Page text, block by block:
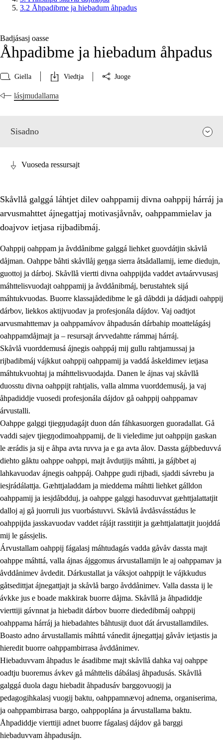
3.2 Åhpadibme ja hiebadum åhpadus
Badjásasj oasse
Åhpadibme ja hiebadum åhpadus
Giella Viedtja Juoge
lásjmudallama
Sisadno
3. Prinsihpa skåvlå dåjmajda
3.1 Sebrudahtte oahppambirás
3.2 Åhpadibme ja hiebadum åhpadus
3.3 Aktisasjbarggo sijda ja skåvlå gaskan
3.4 Åhpadus åhpadusvidnudagán ja barggoiellemin
3.5 Profesjåvnåaktisasjvuohta ja skåvllååvddånibme
Vuoseda ressursajt
Skåvllå galggá láhtjet dilev oahppamij divna oahppij hárráj ja
arvusmahttet ájnegattjaj motivasjåvnåv, oahppammielav ja
doajvov ietjasa rijbadibmáj.
Oahppij oahppam ja åvddånibme galggá liehket guovdátjin skåvlå
dåjman. Oahppe båhti skåvllåj geŋga sierra åtsådallamij, ieme diedujn,
guottoj ja dárboj. Skåvllå viertti divna oahppijda vaddet avtaárvvusasj
máhttelisvuodajt oahppamij ja åvddånibmáj, berustahtek sijá
máhtukvuodas. Buorre klassajådedibme le gå dåbddi ja dádjadi oahppij
dárbov, liekkos aktijvuodav ja profesjonála dájdov. Vaj oadtjot
arvusmahttemav ja oahppamávov åhpadusán dárbahip moattelágásj
oahppamdåjmajt ja – resursajt árvvedahtte rámmaj hárráj.
Skåvlå vuorddemusá ájnegis oahppáj mij gullu rahtjamussaj ja
rijbadibmáj vájkkut oahppij oahppamij ja vaddá åskeldimev ietjasa
máhtukvuohtaj ja máhttelisvuodajda. Danen le ájnas vaj skåvllå
duosstu divna oahppijt rahtjalis, valla almma vuorddemusáj, ja vaj
åhpadiddje vuosedi profesjonála dájdov gå oahppij oahppamav
árvustalli.
Oahppe galggi tjiegŋudagájt duon dán fáhkasuorgen guoradallat. Gå
vaddi sajev tjiegŋodimoahppamij, de li vieledime jut oahppijn gaskan
le ærádis ja sij e åhpa avta ruvva ja e ga avta ålov. Dassta gájbbeduvvá
diehto gåktu oahppe oahppi, majt åvdutjijs máhtti, ja gájbbet aj
lahkavuodav ájnegis oahppáj. Oahppe gudi rijbadi, sjaddi sávrebu ja
iesjrádálattja. Gæhttjaladdam ja mieddema máhtti liehket gálldon
oahppamij ja iesjdåbdduj, ja oahppe galggi hasoduvvat gæhttjalattatjit
dalloj aj gå juorruli jus vuorbástuvvi. Skåvlå åvdåsvásstádus le
oahppijda jasskavuodav vaddet rájájt rasstitjit ja gæhttjalattatjit juojddá
mij le gássjelis.
Árvustallam oahppij fágalasj máhtudagás vadda gåvåv dassta majt
oahppe máhttá, valla ájnas ájggomus árvustallamijn le aj oahppamav ja
åvddånimev åvdedit. Dárkustallat ja váksjot oahppijt le vájkkudus
gåtsedittjat ájnegattjajt ja skåvlå bargo åvddånimev. Valla dassta ij le
ávkke jus e boade makkirak buorre dåjma. Skåvllå ja åhpadiddje
vierttiji gávnnat ja hiebadit dárbov buorre diededibmáj oahppij
oahppama hárráj ja hiebadahtes båhtusijt duot dát árvustallamdiles.
Boasto adno árvustallamis máhttá vánedit ájnegattjaj gåvåv ietjastis ja
hieredit buorre oahppambirrasa åvddånimev.
Hiebaduvvam åhpadus le ásadibme majt skåvllå dahka vaj oahppe
oadtju buoremus ávkev gå máhttelis dábálasj åhpadusás. Skåvllå
galggá duola dagu hiebadit åhpadusáv barggovuogij ja
pedagogihkalasj vuogij baktu, oahppamnævoj adnema, organiserima,
ja oahppambirrasa bargo, oahppoplána ja árvustallama baktu.
Åhpadiddje vierttiji adnet buorre fágalasj dájdov gå barggi
hiebaduvvam åhpadusájn.